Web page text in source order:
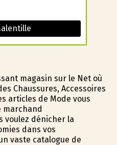
magasin sur le Net où
Chaussures, Accessoires
articles de Mode vous
marchand
voulez dénicher la
dans vos
vaste catalogue de